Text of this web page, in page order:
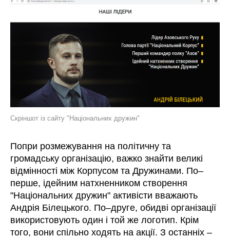
Скріншот із сайту "Національних дружин"
Попри розмежування на політичну та
громадську організацію, важко знайти великі
відмінності між Корпусом та Дружинами. По–
перше, ідейним натхненником створення
"Національних дружин" активісти вважають
Андрія Білецького. По–друге, обидві організації
використовують один і той же логотип. Крім
того, вони спільно ходять на акції. З останніх –